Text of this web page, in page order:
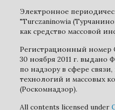
Электронное
"Turczaninowia
как средство массовой
Регистрационный
30 ноября 2011 г. выдано
по надзору в сфере
технологий и массовых
(Роскомнадзор).
All contents licensed under